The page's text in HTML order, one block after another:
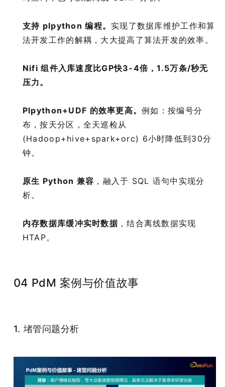
支持 plpython 编程。 实现了数据库维护工作和算
法开发工作的解耦，大大提高了算法开发的效率。
Nifi 组件入库速度比GP快3-4倍，1.5万条/秒无
压力。
Plpython+UDF 的效率更高。例如：按编号分
布，按天分区，全天巡检从
(Hadoop+hive+spark+orc) 6小时降低到30分
钟。
原生 Python 兼容 ，融入于 SQL 语句中实现分
析。
内存数据库缓冲实时数据，结合离线数据实现
HTAP。
04 PdM 案例与价值故事
1. 堵管问题分析